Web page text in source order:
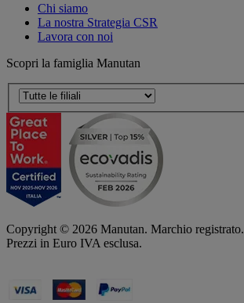
Chi siamo
La nostra Strategia CSR
Lavora con noi
Scopri la famiglia Manutan
Copyright © 2026 Manutan. Marchio registrato.
Prezzi in Euro IVA esclusa.